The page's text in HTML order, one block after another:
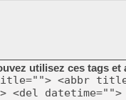
utilisez ces tags
<abbr
<del